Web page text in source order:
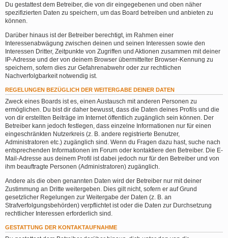
Du gestattest dem Betreiber, die von dir eingegebenen und oben näher
spezifizierten Daten zu speichern, um das Board betreiben und anbieten zu
können.
Darüber hinaus ist der Betreiber berechtigt, im Rahmen einer
Interessenabwägung zwischen deinen und seinen Interessen sowie den
Interessen Dritter, Zeitpunkte von Zugriffen und Aktionen zusammen mit deiner
IP-Adresse und der von deinem Browser übermittelter Browser-Kennung zu
speichern, sofern dies zur Gefahrenabwehr oder zur rechtlichen
Nachverfolgbarkeit notwendig ist.
REGELUNGEN BEZÜGLICH DER WEITERGABE DEINER DATEN
Zweck eines Boards ist es, einen Austausch mit anderen Personen zu
ermöglichen. Du bist dir daher bewusst, dass die Daten deines Profils und die
von dir erstellten Beiträge im Internet öffentlich zugänglich sein können. Der
Betreiber kann jedoch festlegen, dass einzelne Informationen nur für einen
eingeschränkten Nutzerkreis (z. B. andere registrierte Benutzer,
Administratoren etc.) zugänglich sind. Wenn du Fragen dazu hast, suche nach
entsprechenden Informationen im Forum oder kontaktiere den Betreiber. Die E-
Mail-Adresse aus deinem Profil ist dabei jedoch nur für den Betreiber und von
ihm beauftragte Personen (Administratoren) zugänglich.
Andere als die oben genannten Daten wird der Betreiber nur mit deiner
Zustimmung an Dritte weitergeben. Dies gilt nicht, sofern er auf Grund
gesetzlicher Regelungen zur Weitergabe der Daten (z. B. an
Strafverfolgungsbehörden) verpflichtet ist oder die Daten zur Durchsetzung
rechtlicher Interessen erforderlich sind.
GESTATTUNG DER KONTAKTAUFNAHME